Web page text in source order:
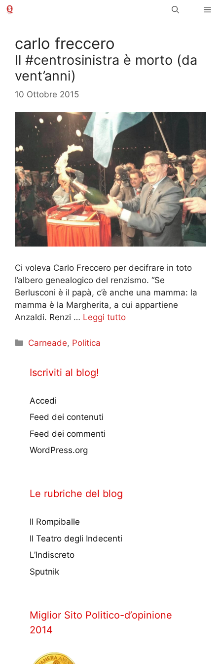
Vai
carlo freccero
Il #centrosinistra è morto (da
vent’anni)
10 Ottobre 2015
Ci voleva Carlo Freccero per decifrare in toto
l’albero genealogico del renzismo. “Se
Berlusconi è il papà, c’è anche una mamma: la
mamma è la Margherita, a cui appartiene
Anzaldi. Renzi … Leggi tutto
Categorie
Carneade, Politica
Iscriviti al blog!
Accedi
Feed dei contenuti
Feed dei commenti
WordPress.org
Le rubriche del blog
Il Rompiballe
Il Teatro degli Indecenti
L’Indiscreto
Sputnik
Miglior Sito Politico-d’opinione
2014